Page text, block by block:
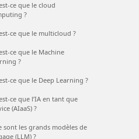
ce que le cloud
?
ce que le multicloud ?
ce que le Machine
?
ce que le Deep Learning ?
ce que l’IA en tant que
(AIaaS) ?
sont les grands modèles de
(LLM) ?